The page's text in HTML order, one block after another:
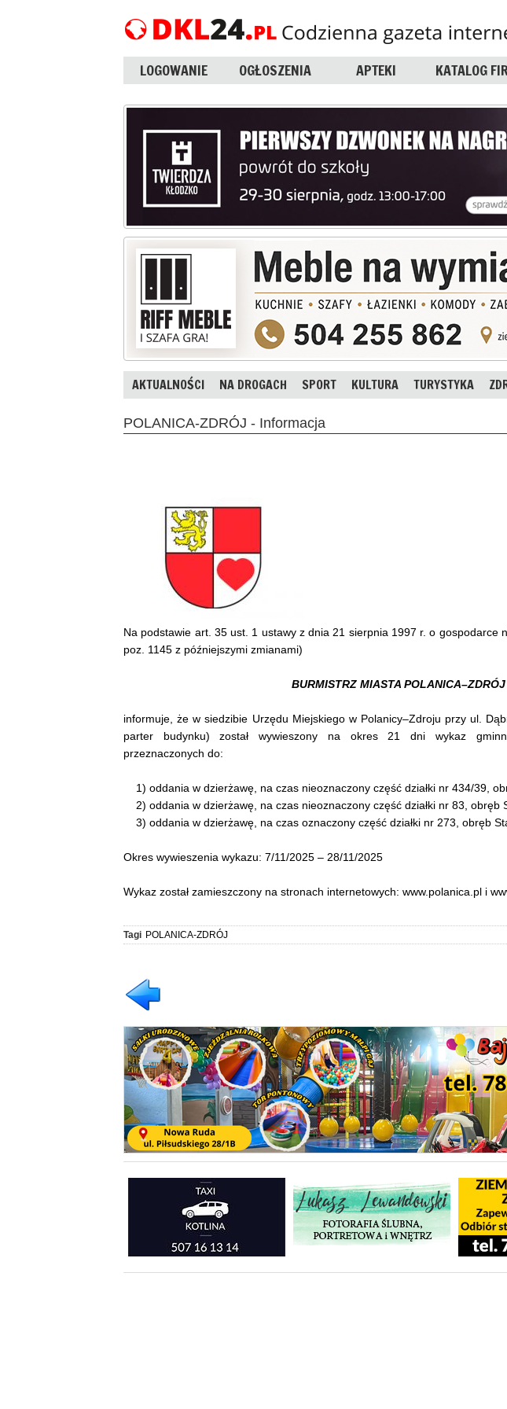
LOGOWANIE OGŁOSZENIA APTEKI KATALOG
AKTUALNOŚCI NA DROGACH SPORT KULTURA TURYSTYKA
POLANICA-ZDRÓJ - Informacja
Na podstawie art. 35 ust. 1 ustawy z dnia 21 sierpnia 1997 r. o gospodarce
poz. 1145 z późniejszymi zmianami)
BURMISTRZ MIASTA POLANICA–ZDRÓJ
informuje, że w siedzibie Urzędu Miejskiego w Polanicy–Zdroju przy ul.
parter budynku) został wywieszony na okres 21 dni wykaz
przeznaczonych do:
1) oddania w dzierżawę, na czas nieoznaczony część działki nr 434/39,
2) oddania w dzierżawę, na czas nieoznaczony część działki nr 83, obręb
3) oddania w dzierżawę, na czas oznaczony część działki nr 273, obręb
Okres wywieszenia wykazu: 7/11/2025 – 28/11/2025
Wykaz został zamieszczony na stronach internetowych: www.polanica.pl i
Tagi POLANICA-ZDRÓJ